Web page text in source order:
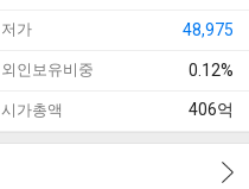
저가 48,975
외인보유비중 0.12%
시가총액 406억